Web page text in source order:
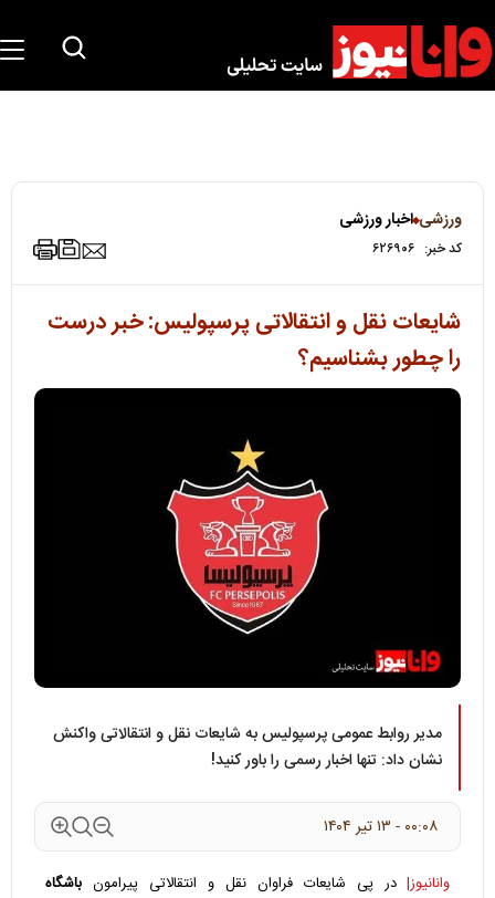
ورزشی اخبار ورزشی
کد خبر: ۶۲۶۹۰۶
شایعات نقل و انتقالاتی پرسپولیس: خبر درست
را چطور بشناسیم؟
مدیر روابط عمومی پرسپولیس به شایعات نقل و انتقالاتی واکنش
نشان داد: تنها اخبار رسمی را باور کنید!
۰۰:۰۸ - ۱۳ تير ۱۴۰۴
وانانیوز| در پی شایعات فراوان نقل و انتقالاتی پیرامون باشگاه